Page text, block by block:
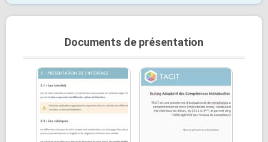
Documents de présentation